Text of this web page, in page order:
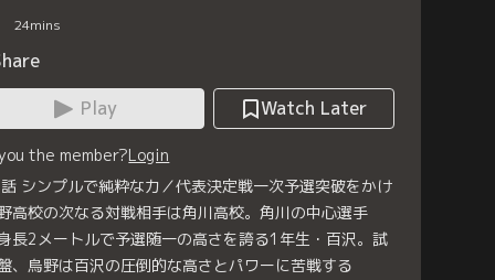
24mins
Play
Watch Later
the member?Login
シンプルで純粋な力／代表決定戦一次予選突破をかけ
高校の次なる対戦相手は角川高校。角川の中心選手
長2メートルで予選随一の高さを誇る1年生・百沢。試
、烏野は百沢の圧倒的な高さとパワーに苦戦する